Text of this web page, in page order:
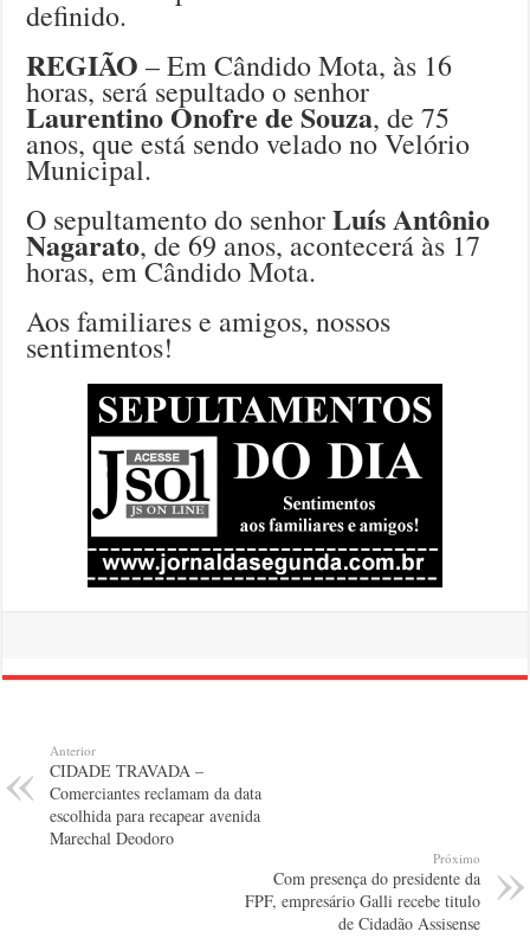
definido.
REGIÃO – Em Cândido Mota, às 16
horas, será sepultado o senhor
Laurentino Onofre de Souza, de 75
anos, que está sendo velado no Velório
Municipal.
O sepultamento do senhorLuís Antônio
Nagarato, de 69 anos, acontecerá às 17
horas, em Cândido Mota.
Aos familiares e amigos, nossos
sentimentos!
Anterior
CIDADE TRAVADA –
Comerciantes reclamam da data
escolhida para recapear avenida
Marechal Deodoro
Próximo
Com presença do presidente da
FPF, empresário Galli recebe titulo
de Cidadão Assisense